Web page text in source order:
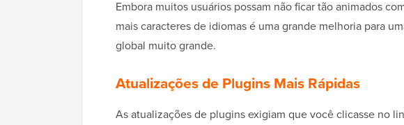
Embora muitos usuários possam não ficar tão animados
mais caracteres de idiomas é uma grande melhoria para
global muito grande.
Atualizações de Plugins Mais Rápidas
As atualizações de plugins exigiam que você clicasse no